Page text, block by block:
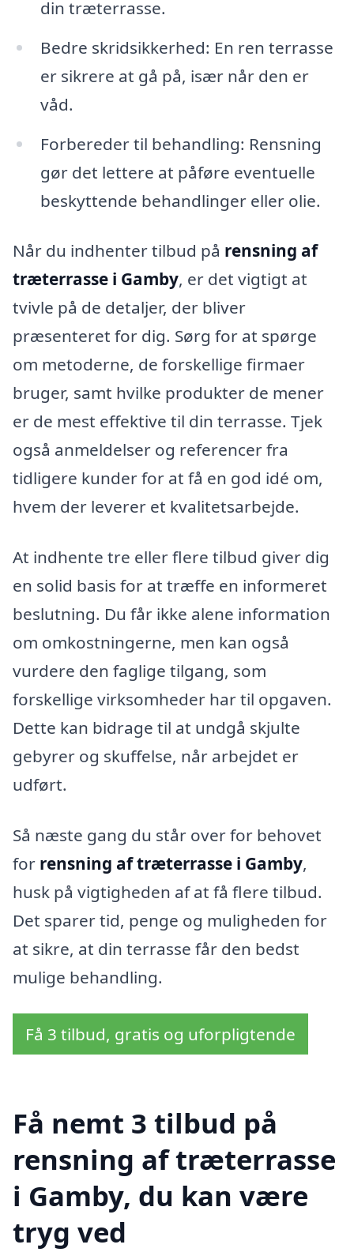
din træterrasse.
Bedre skridsikkerhed: En ren terrasse
er sikrere at gå på, især når den er
våd.
Forbereder til behandling: Rensning
gør det lettere at påføre eventuelle
beskyttende behandlinger eller olie.
Når du indhenter tilbud på rensning af
træterrasse i Gamby, er det vigtigt at
tvivle på de detaljer, der bliver
præsenteret for dig. Sørg for at spørge
om metoderne, de forskellige firmaer
bruger, samt hvilke produkter de mener
er de mest effektive til din terrasse. Tjek
også anmeldelser og referencer fra
tidligere kunder for at få en god idé om,
hvem der leverer et kvalitetsarbejde.
At indhente tre eller flere tilbud giver dig
en solid basis for at træffe en informeret
beslutning. Du får ikke alene information
om omkostningerne, men kan også
vurdere den faglige tilgang, som
forskellige virksomheder har til opgaven.
Dette kan bidrage til at undgå skjulte
gebyrer og skuffelse, når arbejdet er
udført.
Så næste gang du står over for behovet
for rensning af træterrasse i Gamby,
husk på vigtigheden af at få flere tilbud.
Det sparer tid, penge og muligheden for
at sikre, at din terrasse får den bedst
mulige behandling.
Få 3 tilbud, gratis og uforpligtende
Få nemt 3 tilbud på
rensning af træterrasse
i Gamby, du kan være
tryg ved